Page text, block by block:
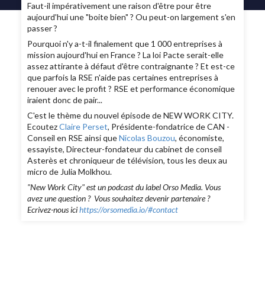
Faut-il impérativement une raison d'être pour être
aujourd'hui une "boite bien" ? Ou peut-on largement s'en
passer ?
Pourquoi n'y a-t-il finalement que 1 000 entreprises à
mission aujourd'hui en France ? La loi Pacte serait-elle
assez attirante à défaut d'être contraignante ? Et est-ce
que parfois la RSE n'aide pas certaines entreprises à
renouer avec le profit ? RSE et performance économique
iraient donc de pair...
C'est le thème du nouvel épisode de NEW WORK CITY.
EcoutezClaire Perset, Présidente-fondatrice de CAN -
Conseil en RSE ainsi queNicolas Bouzou, économiste,
essayiste, Directeur-fondateur du cabinet de conseil
Asterès et chroniqueur de télévision, tous les deux au
micro de Julia Molkhou.
"New Work City" est un podcast du label Orso Media. Vous
avez une question ? Vous souhaitez devenir partenaire ?
Ecrivez-nous ici https://orsomedia.io/#contact